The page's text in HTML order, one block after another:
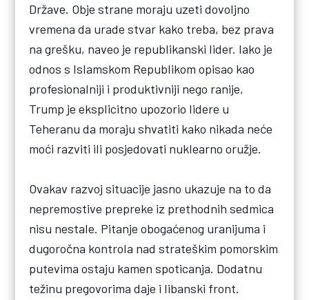
Države. Obje strane moraju uzeti dovoljno
vremena da urade stvar kako treba, bez prava
na grešku, naveo je republikanski lider. Iako je
odnos s Islamskom Republikom opisao kao
profesionalniji i produktivniji nego ranije,
Trump je eksplicitno upozorio lidere u
Teheranu da moraju shvatiti kako nikada neće
moći razviti ili posjedovati nuklearno oružje.
Ovakav razvoj situacije jasno ukazuje na to da
nepremostive prepreke iz prethodnih sedmica
nisu nestale. Pitanje obogaćenog uranijuma i
dugoročna kontrola nad strateškim pomorskim
putevima ostaju kamen spoticanja. Dodatnu
težinu pregovorima daje i libanski front.